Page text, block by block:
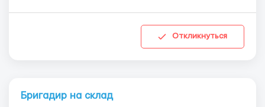
Откликнуться
Бригадир на склад